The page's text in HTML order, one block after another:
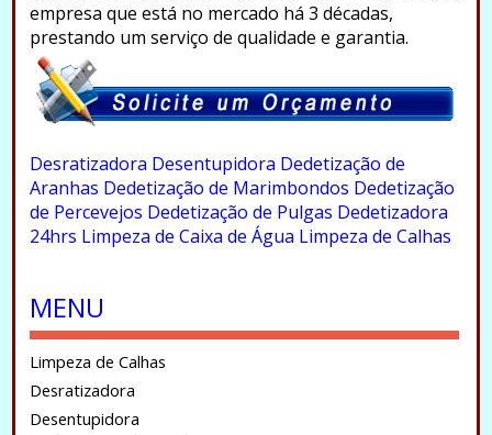
empresa que está no mercado há 3 décadas,
prestando um serviço de qualidade e garantia.
Desratizadora Desentupidora Dedetização de
Aranhas Dedetização de Marimbondos Dedetização
de Percevejos Dedetização de Pulgas Dedetizadora
24hrs Limpeza de Caixa de Água Limpeza de Calhas
MENU
Limpeza de Calhas
Desratizadora
Desentupidora